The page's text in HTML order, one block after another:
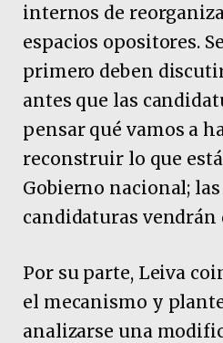
internos de
espacios opositores.
primero deben
antes que las
pensar qué vamos a
reconstruir lo que
Gobierno nacional;
candidaturas vendrán
Por su parte, Leiva
el mecanismo y
analizarse una